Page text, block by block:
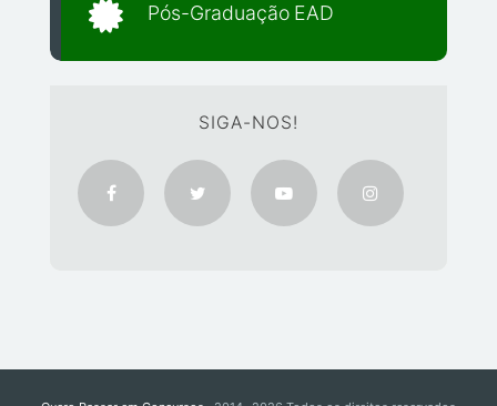
Pós-Graduação EAD
SIGA-NOS!